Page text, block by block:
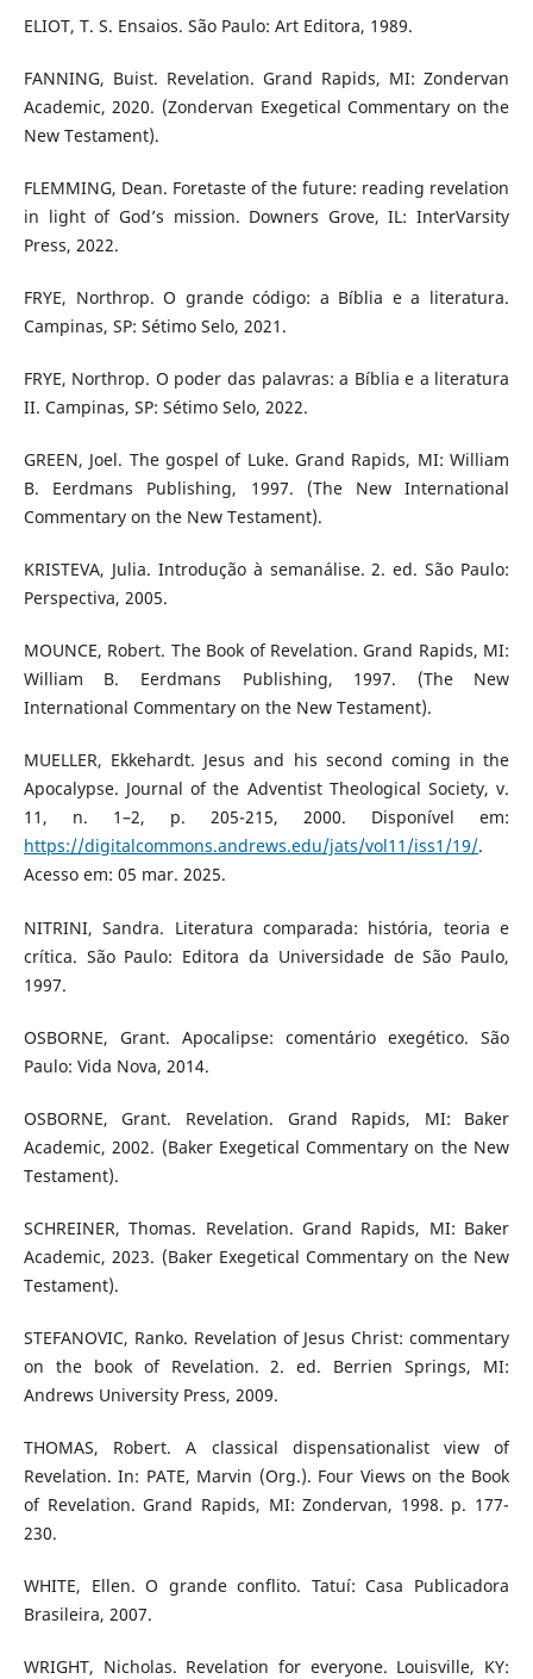
ELIOT, T. S. Ensaios. São Paulo: Art Editora, 1989.
FANNING, Buist. Revelation. Grand Rapids, MI: Zondervan
Academic, 2020. (Zondervan Exegetical Commentary on the
New Testament).
FLEMMING, Dean. Foretaste of the future: reading revelation
in light of God’s mission. Downers Grove, IL: InterVarsity
Press, 2022.
FRYE, Northrop. O grande código: a Bíblia e a literatura.
Campinas, SP: Sétimo Selo, 2021.
FRYE, Northrop. O poder das palavras: a Bíblia e a literatura
II. Campinas, SP: Sétimo Selo, 2022.
GREEN, Joel. The gospel of Luke. Grand Rapids, MI: William
B. Eerdmans Publishing, 1997. (The New International
Commentary on the New Testament).
KRISTEVA, Julia. Introdução à semanálise. 2. ed. São Paulo:
Perspectiva, 2005.
MOUNCE, Robert. The Book of Revelation. Grand Rapids, MI:
William B. Eerdmans Publishing, 1997. (The New
International Commentary on the New Testament).
MUELLER, Ekkehardt. Jesus and his second coming in the
Apocalypse. Journal of the Adventist Theological Society, v.
11, n. 1–2, p. 205-215, 2000. Disponível em:
https://digitalcommons.andrews.edu/jats/vol11/iss1/19/.
Acesso em: 05 mar. 2025.
NITRINI, Sandra. Literatura comparada: história, teoria e
crítica. São Paulo: Editora da Universidade de São Paulo,
1997.
OSBORNE, Grant. Apocalipse: comentário exegético. São
Paulo: Vida Nova, 2014.
OSBORNE, Grant. Revelation. Grand Rapids, MI: Baker
Academic, 2002. (Baker Exegetical Commentary on the New
Testament).
SCHREINER, Thomas. Revelation. Grand Rapids, MI: Baker
Academic, 2023. (Baker Exegetical Commentary on the New
Testament).
STEFANOVIC, Ranko. Revelation of Jesus Christ: commentary
on the book of Revelation. 2. ed. Berrien Springs, MI:
Andrews University Press, 2009.
THOMAS, Robert. A classical dispensationalist view of
Revelation. In: PATE, Marvin (Org.). Four Views on the Book
of Revelation. Grand Rapids, MI: Zondervan, 1998. p. 177-
230.
WHITE, Ellen. O grande conflito. Tatuí: Casa Publicadora
Brasileira, 2007.
WRIGHT, Nicholas. Revelation for everyone. Louisville, KY: